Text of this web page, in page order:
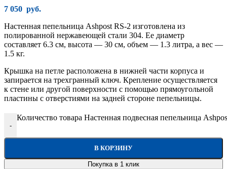
7 050 руб.
Настенная пепельница Ashpost RS-2 изготовлена из
полированной нержавеющей стали 304. Ее диаметр
составляет 6.3 см, высота — 30 см, объем — 1.3 литра, а вес —
1.5 кг.
Крышка на петле расположена в нижней части корпуса и
запирается на трехгранный ключ. Крепление осуществляется
к стене или другой поверхности с помощью прямоугольной
пластины с отверстиями на задней стороне пепельницы.
-
Количество товара Настенная подвесная пепельница
В КОРЗИНУ
Покупка в 1 клик